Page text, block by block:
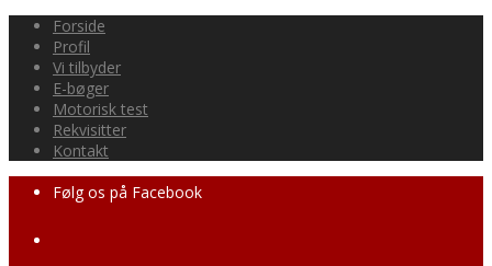
Forside
Profil
Vi tilbyder
E-bøger
Motorisk test
Rekvisitter
Kontakt
Følg os på Facebook